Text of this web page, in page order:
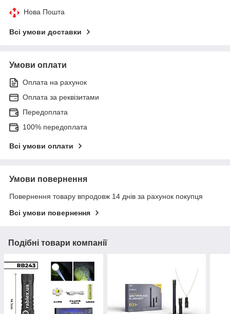
Нова Пошта
Всі умови доставки
Умови оплати
Оплата на рахунок
Оплата за реквізитами
Передоплата
100% передоплата
Всі умови оплати
Умови повернення
Повернення товару впродовж 14 днів за рахунок покупця
Всі умови повернення
Подібні товари компанії